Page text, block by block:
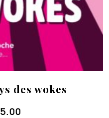
des wokes